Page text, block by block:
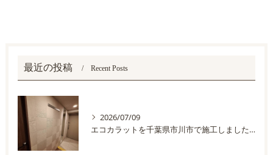
最近の投稿 Recent Posts
2026/07/09
エコカラットを千葉県市川市で施工しました。